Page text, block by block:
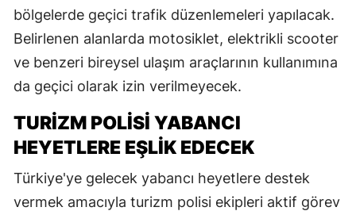
bölgelerde geçici trafik düzenlemeleri yapılacak.
Belirlenen alanlarda motosiklet, elektrikli scooter
ve benzeri bireysel ulaşım araçlarının kullanımına
da geçici olarak izin verilmeyecek.
TURIZM POLISI YABANCI
HEYETLERE EŞLIK EDECEK
Türkiye'ye gelecek yabancı heyetlere destek
vermek amacıyla turizm polisi ekipleri aktif görev